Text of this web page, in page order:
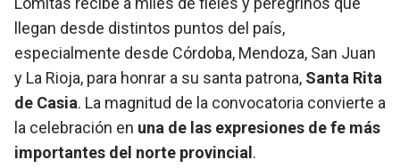
llegan desde distintos puntos del país,
especialmente desde Córdoba, Mendoza, San Juan
y La Rioja, para honrar a su santa patrona, Santa Rita
de Casia. La magnitud de la convocatoria convierte a
la celebración en una de las expresiones de fe más
importantes del norte provincial .